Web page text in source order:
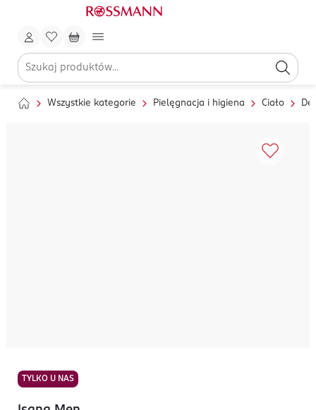
Wszystkie kategorie Pielęgnacja i higiena Ciało
TYLKO U NAS